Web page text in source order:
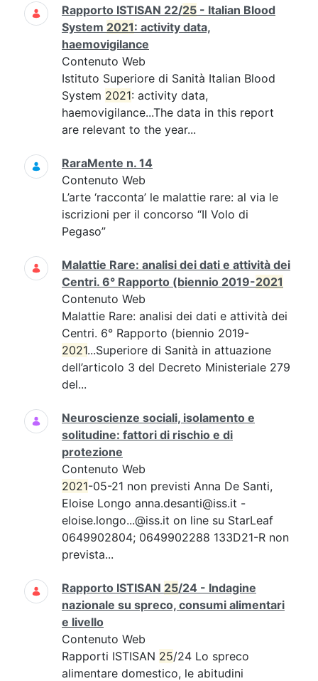
Rapporto ISTISAN 22/25 - Italian Blood
System 2021: activity data,
haemovigilance
Contenuto Web
Istituto Superiore di Sanità Italian Blood
System 2021: activity data,
haemovigilance...The data in this report
are relevant to the year...
RaraMente n. 14
Contenuto Web
L’arte ‘racconta’ le malattie rare: al via le
iscrizioni per il concorso “Il Volo di
Pegaso”
Malattie Rare: analisi dei dati e attività dei
Centri. 6° Rapporto (biennio 2019-2021
Contenuto Web
Malattie Rare: analisi dei dati e attività dei
Centri. 6° Rapporto (biennio 2019-
2021...Superiore di Sanità in attuazione
dell’articolo 3 del Decreto Ministeriale 279
del...
Neuroscienze sociali, isolamento e
solitudine: fattori di rischio e di
protezione
Contenuto Web
2021-05-21 non previsti Anna De Santi,
Eloise Longo anna.desanti@iss.it -
eloise.longo...@iss.it on line su StarLeaf
0649902804; 0649902288 133D21-R non
prevista...
Rapporto ISTISAN 25/24 - Indagine
nazionale su spreco, consumi alimentari
e livello
Contenuto Web
Rapporti ISTISAN 25/24 Lo spreco
alimentare domestico, le abitudini